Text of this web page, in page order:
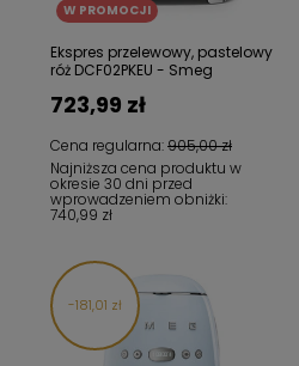
W PROMOCJI
Ekspres przelewowy, pastelowy
róż DCF02PKEU - Smeg
Cena regularna:905,00 zł
723,99 zł
Najniższa cena produktu w
okresie 30 dni przed
wprowadzeniem obniżki:
740,99 zł
181,01 zł